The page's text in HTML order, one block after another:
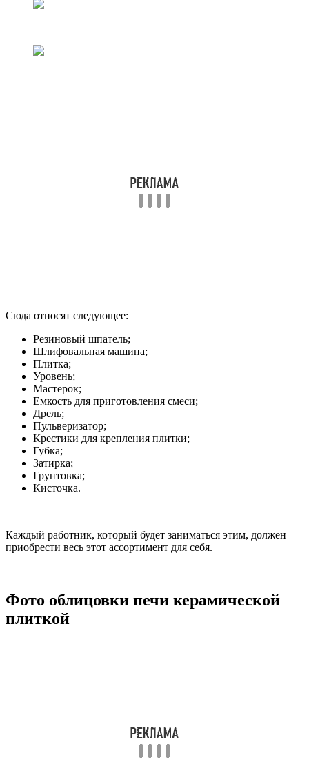
Сюда относят следующее:
Резиновый шпатель;
Шлифовальная машина;
Плитка;
Уровень;
Мастерок;
Емкость для приготовления смеси;
Дрель;
Пульверизатор;
Крестики для крепления плитки;
Губка;
Затирка;
Грунтовка;
Кисточка.
Каждый работник, который будет заниматься этим, должен
приобрести весь этот ассортимент для себя.
Фото облицовки печи керамической
плиткой